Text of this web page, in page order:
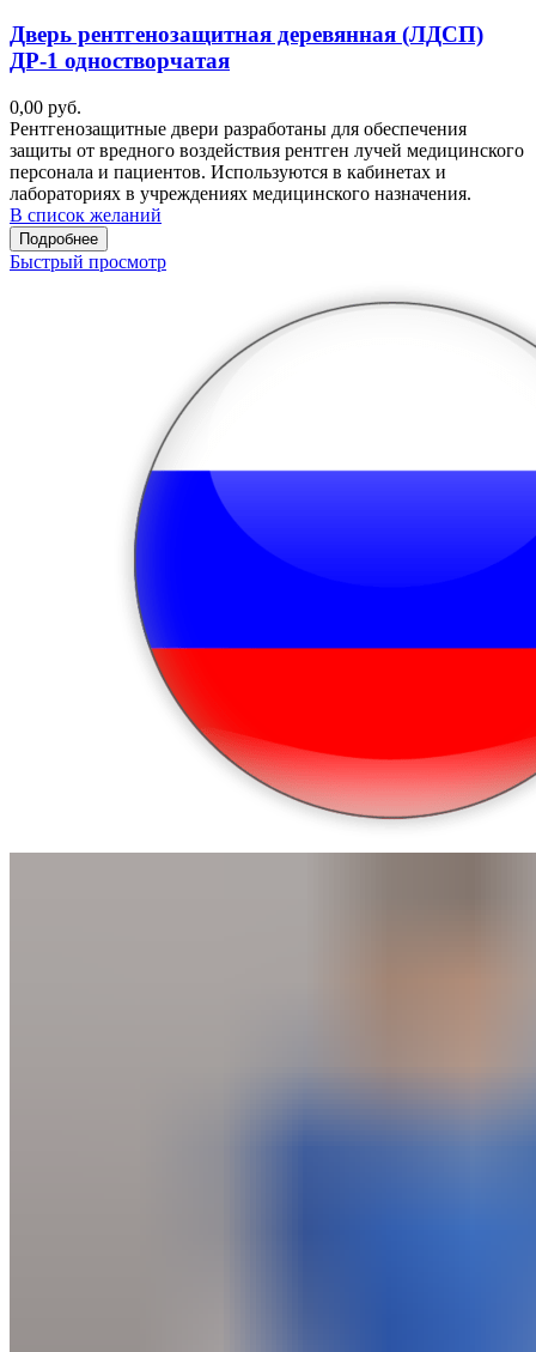
Дверь рентгенозащитная деревянная (ЛДСП)
ДР-1 одностворчатая
0,00 руб.
Рентгенозащитные двери разработаны для обеспечения
защиты от вредного воздействия рентген лучей медицинского
персонала и пациентов. Используются в кабинетах и
лабораториях в учреждениях медицинского назначения.
В список желаний
Подробнее
Быстрый просмотр